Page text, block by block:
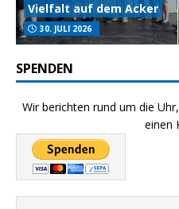
Vielfalt auf dem Acker
30. JULI 2026
SPENDEN
Wir berichten rund um die
einen